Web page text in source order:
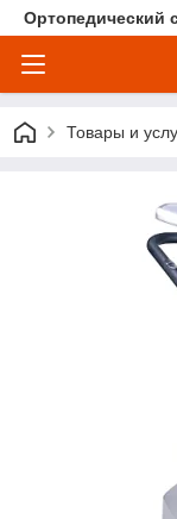
Ортопедический
Товары и